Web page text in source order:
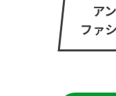
ア
ファ